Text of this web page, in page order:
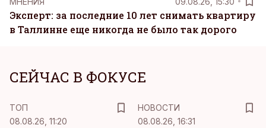
Эксперт: за последние 10 лет снимать квартиру
в Таллинне еще никогда не было так дорого
СЕЙЧАС В ФОКУСЕ
ТОП
08.08.26, 11:20
НОВОСТИ
08.08.26, 16:31